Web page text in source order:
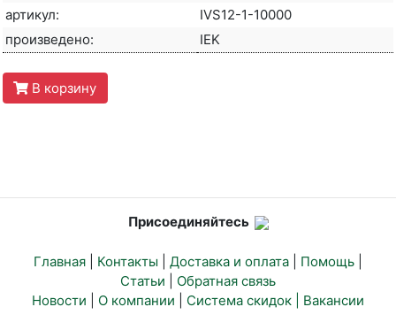
артикул:
IVS12-1-10000
произведено:
IEK
В корзину
Присоединяйтесь
Главная Контакты Доставка и оплата Помощь
Статьи
Обратная связь
Новости
О компании Система скидок | Вакансии